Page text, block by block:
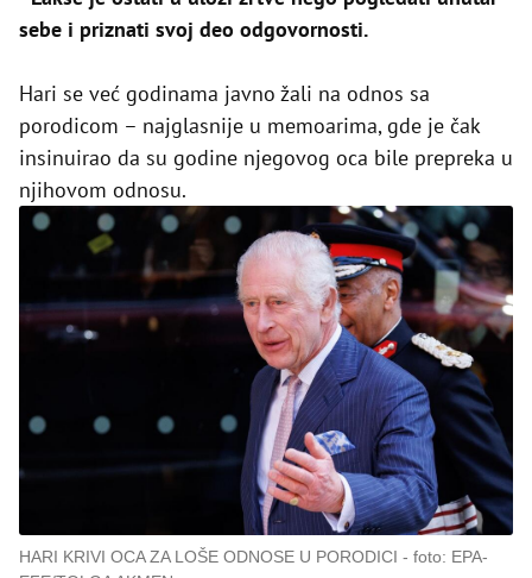
sebe i priznati svoj deo odgovornosti.
Hari se već godinama javno žali na odnos sa
porodicom – najglasnije u memoarima, gde je čak
insinuirao da su godine njegovog oca bile prepreka u
njihovom odnosu.
HARI KRIVI OCA ZA LOŠE ODNOSE U PORODICI
foto: EPA-